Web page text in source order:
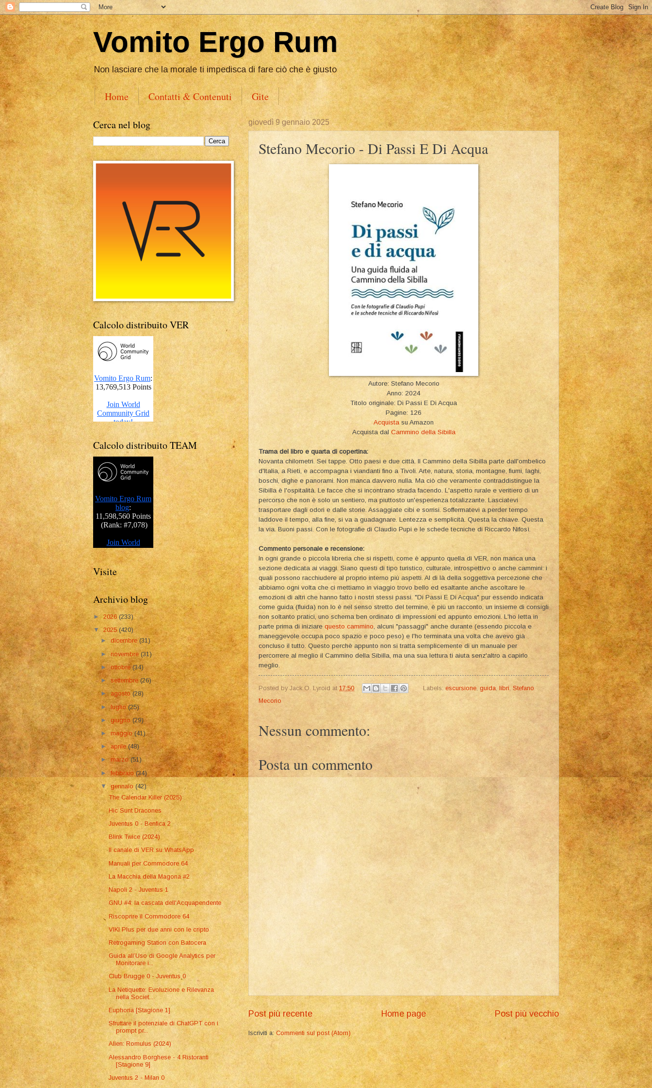
Vomito Ergo Rum
Non lasciare che la morale ti impedisca di fare ciò che è giusto
Home Contatti & Contenuti Gite
giovedì 9 gennaio 2025
Stefano Mecorio - Di Passi E Di Acqua
Autore: Stefano Mecorio
Anno: 2024
Titolo originale: Di Passi E Di Acqua
Pagine: 126
Acquista su Amazon
Acquista dal Cammino della Sibilla
Trama del libro e quarta di copertina:
Novanta chilometri. Sei tappe. Otto paesi e due città. Il Cammino della Sibilla parte dall'ombelico
d'Italia, a Rieti, e accompagna i viandanti fino a Tivoli. Arte, natura, storia, montagne, fiumi, laghi,
boschi, dighe e panorami. Non manca davvero nulla. Ma ciò che veramente contraddistingue la
Sibilla è l'ospitalità. Le facce che si incontrano strada facendo. L'aspetto rurale e veritiero di un
percorso che non è solo un sentiero, ma piuttosto un'esperienza totalizzante. Lasciatevi
trasportare dagli odori e dalle storie. Assaggiate cibi e sorrisi. Soffermatevi a perder tempo
laddove il tempo, alla fine, si va a guadagnare. Lentezza e semplicità. Questa la chiave. Questa
la via. Buoni passi. Con le fotografie di Claudio Pupi e le schede tecniche di Riccardo Nifosì.
Commento personale e recensione:
In ogni grande o piccola libreria che si rispetti, come è appunto quella di VER, non manca una
sezione dedicata ai viaggi. Siano questi di tipo turistico, culturale, introspettivo o anche cammini: i
quali possono racchiudere al proprio interno più aspetti. Al di là della soggettiva percezione che
abbiamo ogni volta che ci mettiamo in viaggio trovo bello ed esaltante anche ascoltare le
emozioni di altri che hanno fatto i nostri stessi passi. "Di Passi E Di Acqua" pur essendo indicata
come guida (fluida) non lo è nel senso stretto del termine, è più un racconto, un insieme di consigli
non soltanto pratici, uno schema ben ordinato di impressioni ed appunto emozioni. L'ho letta in
parte prima di iniziare questo cammino, alcuni "passaggi" anche durante (essendo piccola e
maneggevole occupa poco spazio e poco peso) e l'ho terminata una volta che avevo già
concluso il tutto. Questo perchè appunto non si tratta semplicemente di un manuale per
percorrere al meglio il Cammino della Sibilla, ma una sua lettura ti aiuta senz'altro a capirlo
meglio.
Posted by Jack O. Lyroid at 17:50 Labels: escursione, guida libri Stefano
Mecorio
Nessun commento:
Posta un commento
Post più recente Post più vecchio
Home page
Iscriviti a: Commenti sul post (Atom)
Cerca nel blog
Calcolo distribuito VER
Calcolo distribuito TEAM
Visite
Archivio blog
► 2026(233)
▼2025(420)
►dicembre(31)
►novembre(31)
►ottobre(34)
►settembre(26)
►agosto(28)
►luglio(25)
►giugno(29)
►maggio(41)
►aprile(48)
►marzo(51)
►febbraio(34)
▼gennaio(42)
The Calendar Killer (2025)
Hic Sunt Dracones
Juventus 0 - Benfica 2
Blink Twice (2024)
Il canale di VER su WhatsApp
Manuali per Commodore 64
La Macchia della Magona #2
Napoli 2 - Juventus 1
GNU #4: la cascata dell'Acquapendente
Riscoprire il Commodore 64
VIKI Plus per due anni con le cripto
Retrogaming Station con Batocera
Guida all’Uso di Google Analytics per
Monitorare i...
Club Brugge 0 - Juventus 0
La Netiquette: Evoluzione e Rilevanza
nella Societ...
Euphoria [Stagione 1]
Sfruttare il potenziale di ChatGPT con i
prompt pr...
Alien: Romulus (2024)
Alessandro Borghese - 4 Ristoranti
[Stagione 9]
Juventus 2 - Milan 0